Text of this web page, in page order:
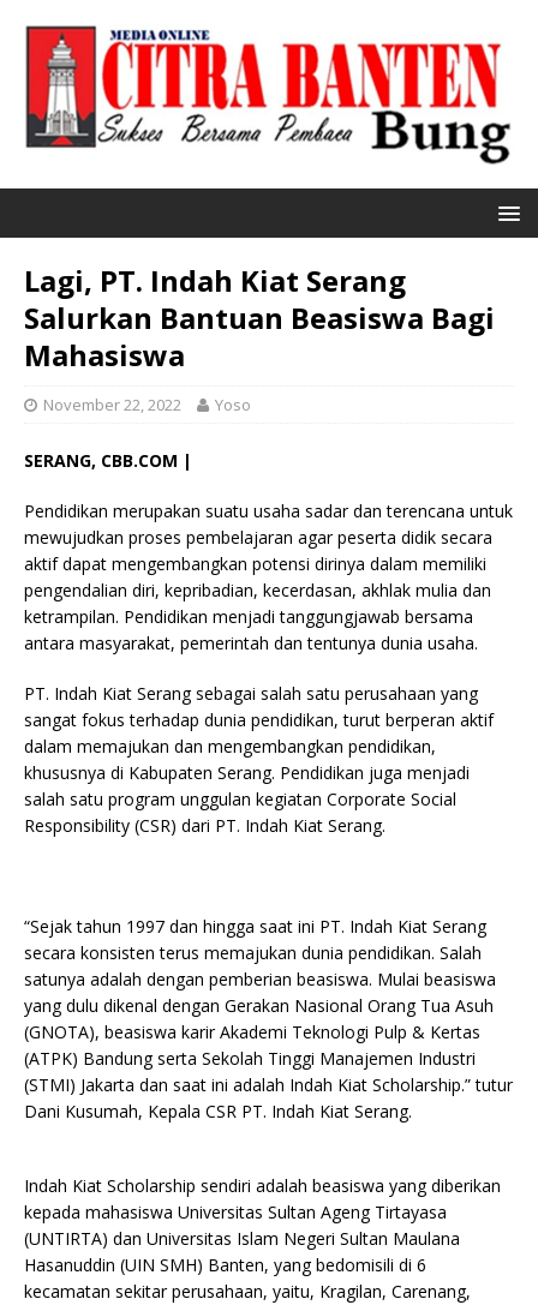
Lagi, PT. Indah Kiat Serang
Salurkan Bantuan Beasiswa Bagi
Mahasiswa
November 22, 2022 Yoso
SERANG, CBB.COM |
Pendidikan merupakan suatu usaha sadar dan terencana untuk
mewujudkan proses pembelajaran agar peserta didik secara
aktif dapat mengembangkan potensi dirinya dalam memiliki
pengendalian diri, kepribadian, kecerdasan, akhlak mulia dan
ketrampilan. Pendidikan menjadi tanggungjawab bersama
antara masyarakat, pemerintah dan tentunya dunia usaha.
PT. Indah Kiat Serang sebagai salah satu perusahaan yang
sangat fokus terhadap dunia pendidikan, turut berperan aktif
dalam memajukan dan mengembangkan pendidikan,
khususnya di Kabupaten Serang. Pendidikan juga menjadi
salah satu program unggulan kegiatan Corporate Social
Responsibility (CSR) dari PT. Indah Kiat Serang.
“Sejak tahun 1997 dan hingga saat ini PT. Indah Kiat Serang
secara konsisten terus memajukan dunia pendidikan. Salah
satunya adalah dengan pemberian beasiswa. Mulai beasiswa
yang dulu dikenal dengan Gerakan Nasional Orang Tua Asuh
(GNOTA), beasiswa karir Akademi Teknologi Pulp & Kertas
(ATPK) Bandung serta Sekolah Tinggi Manajemen Industri
(STMI) Jakarta dan saat ini adalah Indah Kiat Scholarship.” tutur
Dani Kusumah, Kepala CSR PT. Indah Kiat Serang.
Indah Kiat Scholarship sendiri adalah beasiswa yang diberikan
kepada mahasiswa Universitas Sultan Ageng Tirtayasa
(UNTIRTA) dan Universitas Islam Negeri Sultan Maulana
Hasanuddin (UIN SMH) Banten, yang bedomisili di 6
kecamatan sekitar perusahaan, yaitu, Kragilan, Carenang,